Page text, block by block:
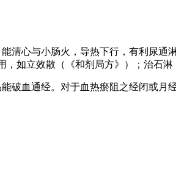
清心与小肠火，导热下行，有利尿
，如立效散（《和剂局方》）；治石
破血通经。对于血热瘀阻之经闭或月